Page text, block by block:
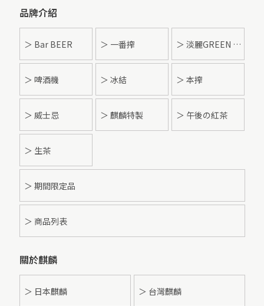
品牌介紹
＞ Bar BEER ＞ 一番搾 ＞ 淡麗GREEN LABEL
＞ 啤酒機 ＞ 冰結 ＞ 本搾
＞ 威士忌 ＞ 麒麟特製 ＞ 午後の紅茶
＞ 生茶
＞ 期間限定品
＞ 商品列表
關於麒麟
＞ 日本麒麟 ＞ 台灣麒麟